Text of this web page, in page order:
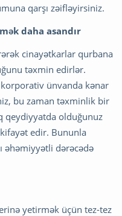
qarşı zəifləyirsiniz.
daha asandır
cinayətkarlar qurbana
təxmin edirlər.
ünvanda kənar
bu zaman təxminlik bir
qeydiyyatda olduğunuz
edir. Bununla
əhəmiyyətli dərəcədə
yetirmək üçün tez-tez